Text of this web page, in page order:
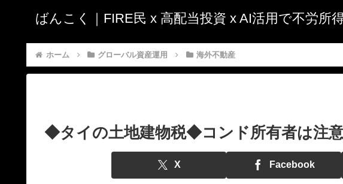
ばんこく｜FIRE民 x 高配当投資 x AI活用で不労所
ホーム グローバル資産運用 海外不動産
◆タイの土地建物税◆コンド所有者は注
X Facebook